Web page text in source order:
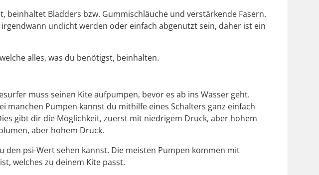
beinhaltet Bladders bzw. Gummischläuche und verstärkende Fasern.
undicht werden oder einfach abgenutzt sein, daher ist ein
alles, was du benötigst, beinhalten.
muss seinen Kite aufpumpen, bevor es ab ins Wasser geht.
manchen Pumpen kannst du mithilfe eines Schalters ganz einfach
gibt dir die Möglichkeit, zuerst mit niedrigem Druck, aber hohem
aber hohem Druck.
den psi-Wert sehen kannst. Die meisten Pumpen kommen mit
welches zu deinem Kite passt.